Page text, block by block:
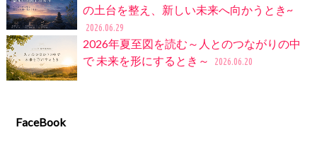
の土台を整え、新しい未来へ向かうとき~
2026.06.29
2026年夏至図を読む～人とのつながりの中
で 未来を形にするとき～
2026.06.20
FaceBook